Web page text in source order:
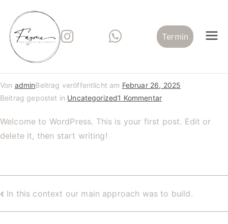
Inhalt
springen
fayme.studio
RF Microneedling, EMVisoX, BioPeelX
Termin
Von adminBeitrag veröffentlicht am Februar 26, 2025
Beitrag gepostet in Uncategorized1 Kommentarzu
world!
Welcome to WordPress. This is your first post. Edit or
delete it, then start writing!
Beitragsnavigation
In this context our main approach was to build.